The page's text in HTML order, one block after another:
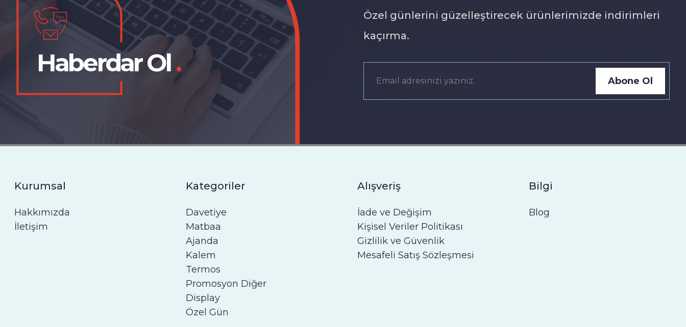
Haberdar Ol.
Özel günlerini güzelleştirecek ürünlerimizde indirimleri
kaçırma.
Abone Ol
Kurumsal
Hakkımızda
İletişim
Kategoriler
Davetiye
Matbaa
Ajanda
Kalem
Termos
Promosyon Diğer
Display
Özel Gün
Alışveriş
İade ve Değişim
Kişisel Veriler Politikası
Gizlilik ve Güvenlik
Mesafeli Satış Sözleşmesi
Bilgi
Blog